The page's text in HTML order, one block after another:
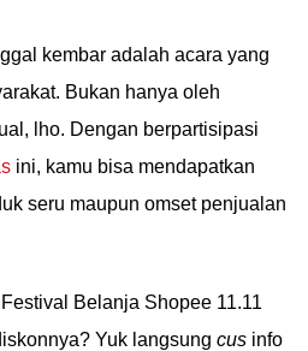
kembar adalah acara yang
Bukan hanya oleh
lho. Dengan berpartisipasi
ini, kamu bisa mendapatkan
seru maupun omset penjualan
Belanja Shopee 11.11
Yuk langsung cus info